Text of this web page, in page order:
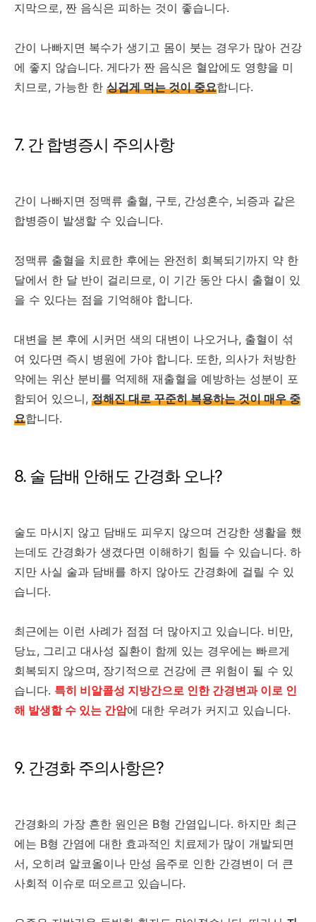
지막으로, 짠 음식은 피하는 것이 좋습니다.
간이 나빠지면 복수가 생기고 몸이 붓는 경우가 많아 건강
에 좋지 않습니다. 게다가 짠 음식은 혈압에도 영향을 미
치므로, 가능한 한 싱겁게 먹는 것이 중요합니다.
7. 간 합병증시 주의사항
간이 나빠지면 정맥류 출혈, 구토, 간성혼수, 뇌증과 같은
합병증이 발생할 수 있습니다.
정맥류 출혈을 치료한 후에는 완전히 회복되기까지 약 한
달에서 한 달 반이 걸리므로, 이 기간 동안 다시 출혈이 있
을 수 있다는 점을 기억해야 합니다.
대변을 본 후에 시커먼 색의 대변이 나오거나, 출혈이 섞
여 있다면 즉시 병원에 가야 합니다. 또한, 의사가 처방한
약에는 위산 분비를 억제해 재출혈을 예방하는 성분이 포
함되어 있으니, 정해진 대로 꾸준히 복용하는 것이 매우 중
요합니다.
8. 술 담배 안해도 간경화 오나?
술도 마시지 않고 담배도 피우지 않으며 건강한 생활을 했
는데도 간경화가 생겼다면 이해하기 힘들 수 있습니다. 하
지만 사실 술과 담배를 하지 않아도 간경화에 걸릴 수 있
습니다.
최근에는 이런 사례가 점점 더 많아지고 있습니다. 비만,
당뇨, 그리고 대사성 질환이 함께 있는 경우에는 빠르게
회복되지 않으며, 장기적으로 건강에 큰 위험이 될 수 있
습니다. 특히 비알콜성 지방간으로 인한 간경변과 이로 인
해 발생할 수 있는 간암에 대한 우려가 커지고 있습니다.
9. 간경화 주의사항은?
간경화의 가장 흔한 원인은 B형 간염입니다. 하지만 최근
에는 B형 간염에 대한 효과적인 치료제가 많이 개발되면
서, 오히려 알코올이나 만성 음주로 인한 간경변이 더 큰
사회적 이슈로 떠오르고 있습니다.